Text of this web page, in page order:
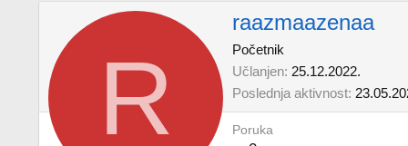
R
raazmaazenaa
Početnik
Učlanjen 25.12.2022.
Poslednja aktivnost
Poruka